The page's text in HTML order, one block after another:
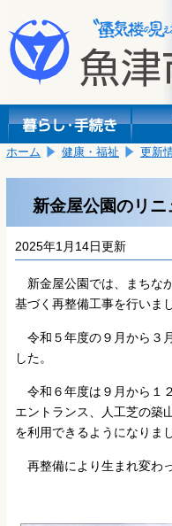
ホーム 健康・福祉 更新
新金屋公園のリ
2025年1月14日更新
新金屋公園では、まちな
基づく再整備工事を行いまし
令和５年度の９月から３
した。
令和６年度は９月から１
エントランス、人工芝の築
を利用できるようになりま
再整備により生まれ変わ